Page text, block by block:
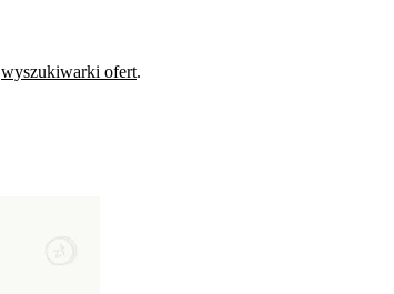
wyszukiwarki ofert.